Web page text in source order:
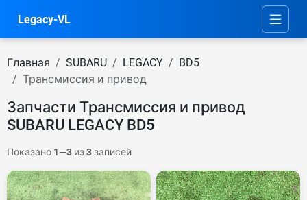
Legacy-VL
Главная SUBARU LEGACY
BD5
Трансмиссия и привод
Запчасти Трансмиссия и привод
SUBARU LEGACY BD5
Показано 1—3 из3записей